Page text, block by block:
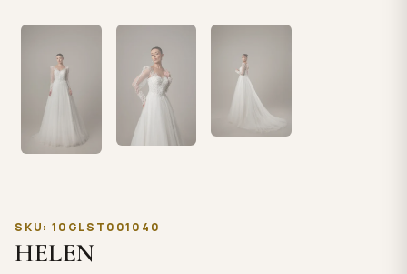
SKU: 10GLST001040
HELEN